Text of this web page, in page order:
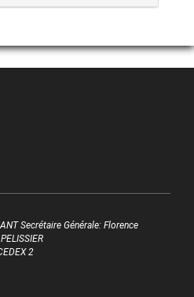
Secrétaire Générale: Florence
2